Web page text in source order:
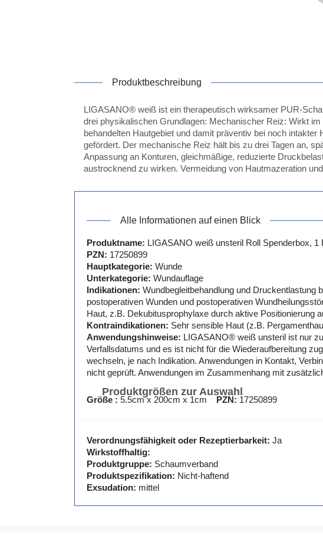
Produktbeschreibung
LIGASANO® weiß ist ein therapeutisch wirksamer PUR-
drei physikalischen Grundlagen: Mechanischer Reiz: Wirkt
behandelten Hautgebiet und damit präventiv bei noch
gefördert. Der mechanische Reiz hält bis zu drei Tagen an,
Anpassung an Konturen, gleichmäßige, reduzierte
austrocknend zu wirken. Vermeidung von Hautmazeration
Alle Informationen auf einen Blick
Produktname: LIGASANO weiß unsteril Roll Spenderbox, 1
PZN: 17250899
Hauptkategorie: Wunde
Unterkategorie: Wundauflage
Indikationen: Wundbegleitbehandlung und Druckentlastung
postoperativen Wunden und postoperativen
Haut, z.B. Dekubitusprophylaxe durch aktive Positionierung
Kontraindikationen: Sehr sensible Haut (z.B.
Anwendungshinweise: LIGASANO® weiß unsteril ist nur
Verfallsdatums und es ist nicht für die Wiederaufbereitung
wechseln, je nach Indikation. Anwendungen in Kontakt,
nicht geprüft. Anwendungen im Zusammenhang mit
Produktgrößen zur Auswahl
Größe : 5.5cm x 200cm x 1cm PZN: 17250899
Verordnungsfähigkeit oder Rezeptierbarkeit: Ja
Wirkstoffhaltig:
Produktgruppe: Schaumverband
Produktspezifikation: Nicht-haftend
Exsudation: mittel